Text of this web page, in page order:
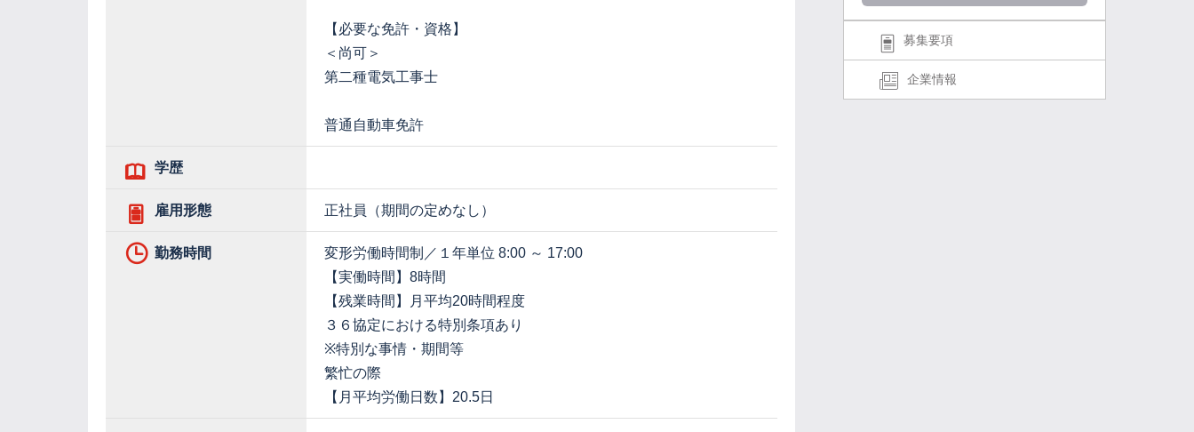
【必要な免許・資格】
＜尚可＞
第二種電気工事士
普通自動車免許
学歴
雇用形態 正社員（期間の定めなし）
勤務時間
変形労働時間制／１年単位 8:00 ～ 17:00
【実働時間】8時間
【残業時間】月平均20時間程度
３６協定における特別条項あり
※特別な事情・期間等
繁忙の際
【月平均労働日数】20.5日
募集要項
企業情報